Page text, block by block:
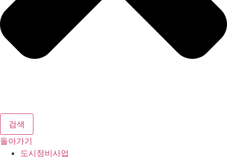
검색
돌아가기
도시정비사업